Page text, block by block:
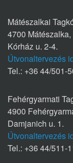
Mátészalkai
4700 Mátészalka,
Kórház u. 2-4.
Útvonaltervezés
Tel.: +36 44/501-
Fehérgyarmati
4900
Damjanich u. 1.
Útvonaltervezés
Tel.: +36 44/511-